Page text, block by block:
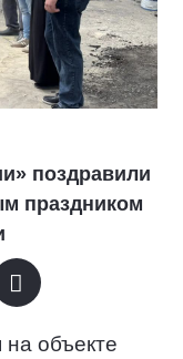
поздравили
праздником
объекте